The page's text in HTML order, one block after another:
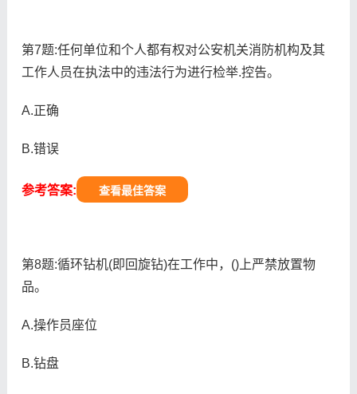
第7题:任何单位和个人都有权对公安机关消防机构及其
工作人员在执法中的违法行为进行检举.控告。
A.正确
B.错误
参考答案: 查看最佳答案
第8题:循环钻机(即回旋钻)在工作中，()上严禁放置物
品。
A.操作员座位
B.钻盘